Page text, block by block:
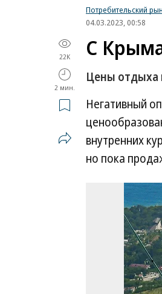
Потребительский
04.03.2023, 00:58
22K
2 мин.
С
Цены отдыха
Негативный
внутренних
но пока